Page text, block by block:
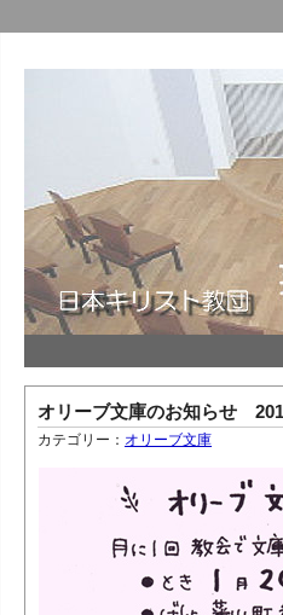
オリーブ文庫のお知らせ
カテゴリー： オリーブ文庫